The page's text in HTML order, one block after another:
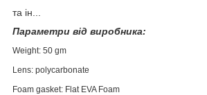
та ін...
Параметри від виробника:
Weight: 50 gm
Lens: polycarbonate
Foam gasket: Flat EVA Foam